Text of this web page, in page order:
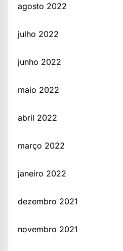
agosto 2022
julho 2022
junho 2022
maio 2022
abril 2022
março 2022
janeiro 2022
dezembro 2021
novembro 2021